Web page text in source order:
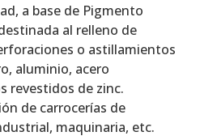
a base de Pigmento
al relleno de
o astillamientos
aluminio, acero
revestidos de zinc.
de carrocerías de
maquinaria, etc.